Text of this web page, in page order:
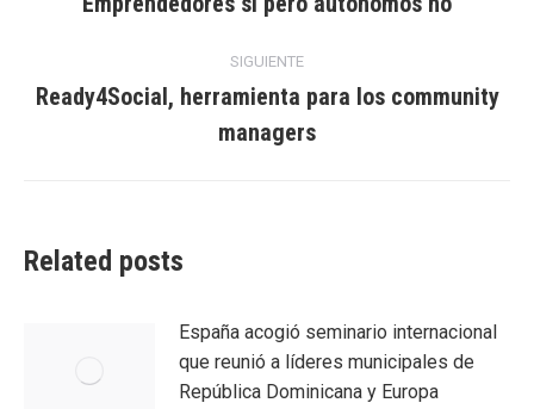
SIGUIENTE
Entrada
siguiente:
Ready4Social, herramienta para los community
managers
Related posts
España acogió seminario internacional
que reunió a líderes municipales de
República Dominicana y Europa